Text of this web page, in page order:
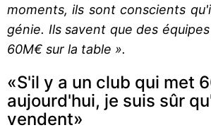
moments, ils sont conscients
génie. Ils savent que des
60M€ sur la table ».
«S'il y a un club qui met
aujourd'hui, je suis sûr
vendent»